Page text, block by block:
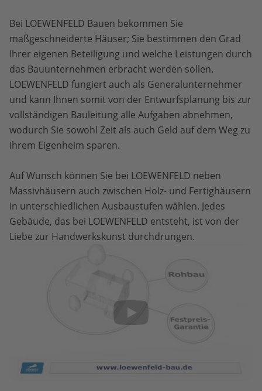
Bei LOEWENFELD Bauen bekommen Sie
maßgeschneiderte Häuser; Sie bestimmen den Grad
Ihrer eigenen Beteiligung und welche Leistungen durch
das Bauunternehmen erbracht werden sollen.
LOEWENFELD fungiert auch als Generalunternehmer
und kann Ihnen somit von der Entwurfsplanung bis zur
vollständigen Bauleitung alle Aufgaben abnehmen,
wodurch Sie sowohl Zeit als auch Geld auf dem Weg zu
Ihrem Eigenheim sparen.
Auf Wunsch können Sie bei LOEWENFELD neben
Massivhäusern auch zwischen Holz- und Fertighäusern
in unterschiedlichen Ausbaustufen wählen. Jedes
Gebäude, das bei LOEWENFELD entsteht, ist von der
Liebe zur Handwerkskunst durchdrungen.